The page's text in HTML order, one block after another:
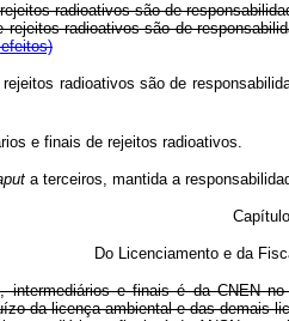
radioativos são de
radioativos são de
radioativos são de
e finais de rejeitos radioativos.
a terceiros, mantida a
Do Licenciamento e da
e finais é da CNEN
da licença ambiental e das demais